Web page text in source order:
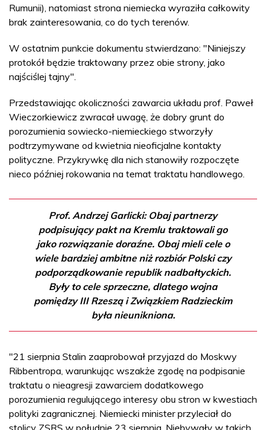
Rumunii), natomiast strona niemiecka wyraziła całkowity
brak zainteresowania, co do tych terenów.
W ostatnim punkcie dokumentu stwierdzano: "Niniejszy
protokół będzie traktowany przez obie strony, jako
najściślej tajny".
Przedstawiając okoliczności zawarcia układu prof. Paweł
Wieczorkiewicz zwracał uwagę, że dobry grunt do
porozumienia sowiecko-niemieckiego stworzyły
podtrzymywane od kwietnia nieoficjalne kontakty
polityczne. Przykrywkę dla nich stanowiły rozpoczęte
nieco później rokowania na temat traktatu handlowego.
Prof. Andrzej Garlicki: Obaj partnerzy
podpisujący pakt na Kremlu traktowali go
jako rozwiązanie doraźne. Obaj mieli cele o
wiele bardziej ambitne niż rozbiór Polski czy
podporządkowanie republik nadbałtyckich.
Były to cele sprzeczne, dlatego wojna
pomiędzy III Rzeszą i Związkiem Radzieckim
była nieunikniona.
"21 sierpnia Stalin zaaprobował przyjazd do Moskwy
Ribbentropa, warunkując wszakże zgodę na podpisanie
traktatu o nieagresji zawarciem dodatkowego
porozumienia regulującego interesy obu stron w kwestiach
polityki zagranicznej. Niemiecki minister przyleciał do
stolicy ZSRS w południe 23 sierpnia. Niebywały w takich